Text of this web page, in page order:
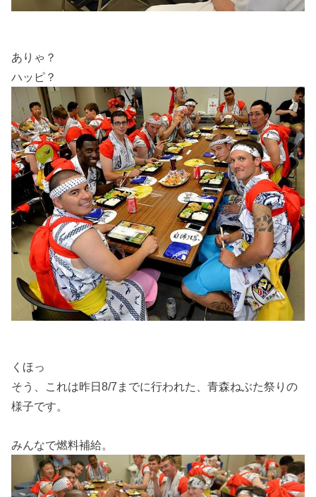
ありゃ？
ハッピ？
くほっ
そう、これは昨日8/7までに行われた、青森ねぶた祭りの
様子です。
みんなで燃料補給。